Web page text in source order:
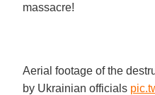
massacre!
Aerial footage of the
by Ukrainian officials